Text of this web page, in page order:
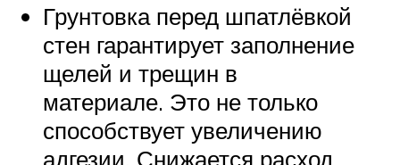
Грунтовка перед шпатлёвкой
стен гарантирует заполнение
щелей и трещин в
материале. Это не только
способствует увеличению
адгезии. Снижается расход